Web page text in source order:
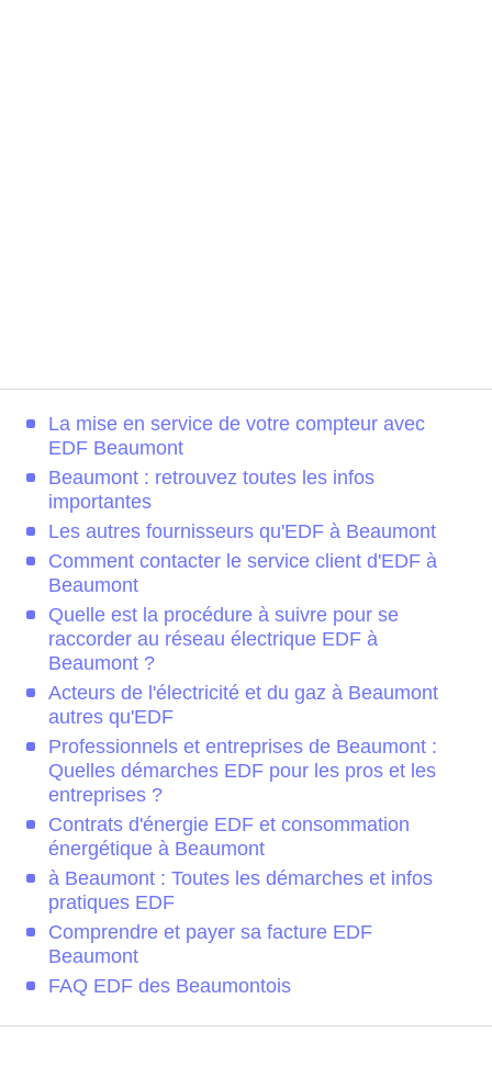
La mise en service de votre compteur avec
EDF Beaumont
Beaumont : retrouvez toutes les infos
importantes
Les autres fournisseurs qu'EDF à Beaumont
Comment contacter le service client d'EDF à
Beaumont
Quelle est la procédure à suivre pour se
raccorder au réseau électrique EDF à
Beaumont ?
Acteurs de l'électricité et du gaz à Beaumont
autres qu'EDF
Professionnels et entreprises de Beaumont :
Quelles démarches EDF pour les pros et les
entreprises ?
Contrats d'énergie EDF et consommation
énergétique à Beaumont
à Beaumont : Toutes les démarches et infos
pratiques EDF
Comprendre et payer sa facture EDF
Beaumont
FAQ EDF des Beaumontois